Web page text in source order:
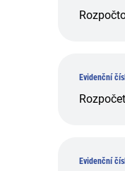
Evidenční
Evidenční